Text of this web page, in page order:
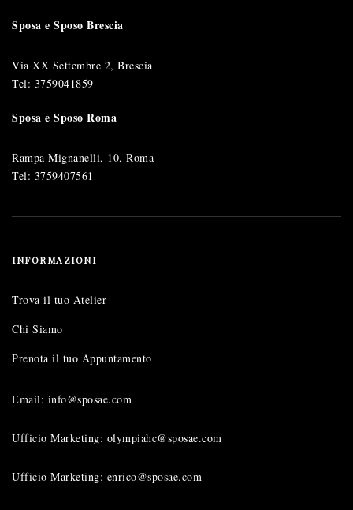
Sposa e Sposo Brescia
Via XX Settembre 2, Brescia
Tel: 3759041859
Sposa e Sposo Roma
Rampa Mignanelli, 10, Roma
Tel: 3759407561
INFORMAZIONI
Trova il tuo Atelier
Chi Siamo
Prenota il tuo Appuntamento
Email: info@sposae.com
Ufficio Marketing: olympiahc@sposae.com
Ufficio Marketing: enrico@sposae.com